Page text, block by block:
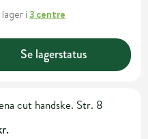
lageri3 centre
Se lagerstatus
cut handske. Str. 8